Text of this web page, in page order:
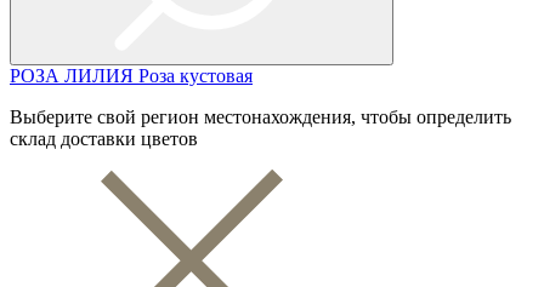
РОЗА ЛИЛИЯ Роза кустовая
Выберите свой регион местонахождения, чтобы определить
склад доставки цветов